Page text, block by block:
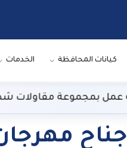
كيانات المحافظة الخدمات
جناح